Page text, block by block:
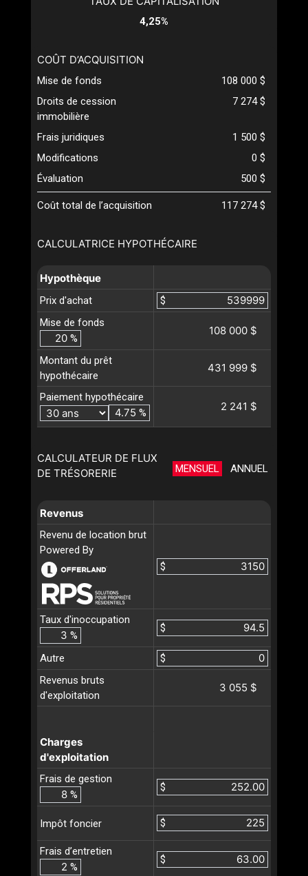
CALCULATRICE HYPOTHÉCAIRE
Hypothèque
Prix d'achat
$
Mise de fonds
%
108 000 $
Montant du prêt
hypothécaire
431 999 $
Paiement hypothécaire
%
2 241 $
CALCULATEUR DE FLUX
DE TRÉSORERIE
MENSUEL ANNUEL
Revenus
Revenu de location brut
Powered By
$
Taux d'inoccupation
%
$
Autre
$
Revenus bruts
d'exploitation
3 055 $
Charges
d'exploitation
Frais de gestion
%
$
Impôt foncier $
Frais d’entretien
%
$
4,25%
COÛT D’ACQUISITION
Mise de fonds
108 000 $
Droits de cession
immobilière
7 274 $
Frais juridiques
1 500 $
Modifications
0 $
Évaluation
500 $
Coût total de l’acquisition 117 274 $